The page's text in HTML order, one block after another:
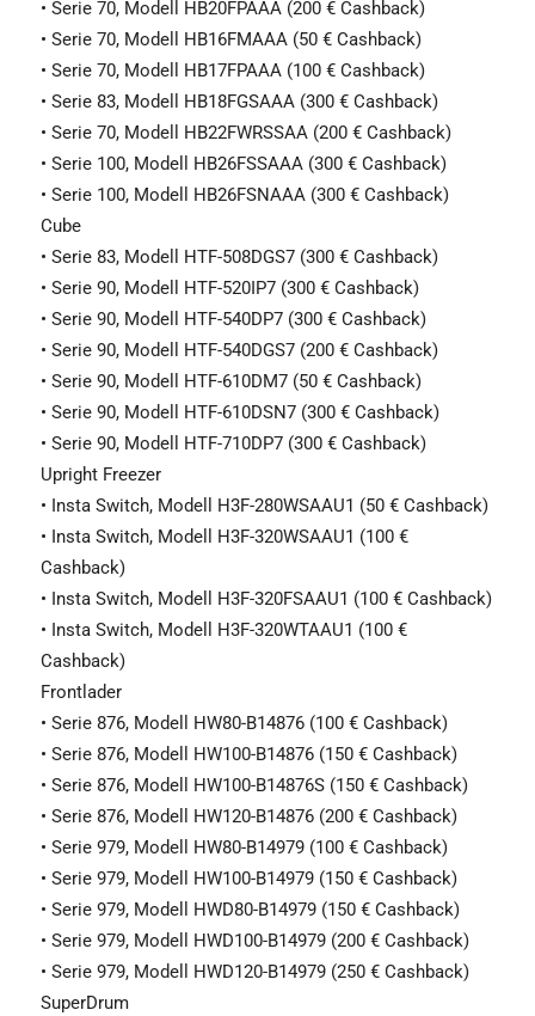
• Serie 70, Modell HB20FPAAA (200 € Cashback)
• Serie 70, Modell HB16FMAAA (50 € Cashback)
• Serie 70, Modell HB17FPAAA (100 € Cashback)
• Serie 83, Modell HB18FGSAAA (300 € Cashback)
• Serie 70, Modell HB22FWRSSAA (200 € Cashback)
• Serie 100, Modell HB26FSSAAA (300 € Cashback)
• Serie 100, Modell HB26FSNAAA (300 € Cashback)
Cube
• Serie 83, Modell HTF-508DGS7 (300 € Cashback)
• Serie 90, Modell HTF-520IP7 (300 € Cashback)
• Serie 90, Modell HTF-540DP7 (300 € Cashback)
• Serie 90, Modell HTF-540DGS7 (200 € Cashback)
• Serie 90, Modell HTF-610DM7 (50 € Cashback)
• Serie 90, Modell HTF-610DSN7 (300 € Cashback)
• Serie 90, Modell HTF-710DP7 (300 € Cashback)
Upright Freezer
• Insta Switch, Modell H3F-280WSAAU1 (50 € Cashback)
• Insta Switch, Modell H3F-320WSAAU1 (100 €
Cashback)
• Insta Switch, Modell H3F-320FSAAU1 (100 € Cashback)
• Insta Switch, Modell H3F-320WTAAU1 (100 €
Cashback)
Frontlader
• Serie 876, Modell HW80-B14876 (100 € Cashback)
• Serie 876, Modell HW100-B14876 (150 € Cashback)
• Serie 876, Modell HW100-B14876S (150 € Cashback)
• Serie 876, Modell HW120-B14876 (200 € Cashback)
• Serie 979, Modell HW80-B14979 (100 € Cashback)
• Serie 979, Modell HW100-B14979 (150 € Cashback)
• Serie 979, Modell HWD80-B14979 (150 € Cashback)
• Serie 979, Modell HWD100-B14979 (200 € Cashback)
• Serie 979, Modell HWD120-B14979 (250 € Cashback)
SuperDrum